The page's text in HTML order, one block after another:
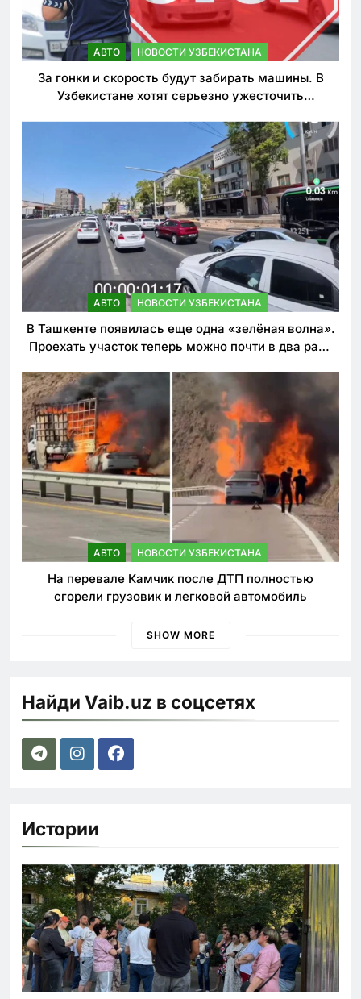
АВТО НОВОСТИ УЗБЕКИСТАНА
За гонки и скорость будут забирать машины. В
Узбекистане хотят серьезно ужесточить
АВТО НОВОСТИ УЗБЕКИСТАНА
В Ташкенте появилась еще одна «зелёная волна».
Проехать участок теперь можно почти в два раза
АВТО НОВОСТИ УЗБЕКИСТАНА
На перевале Камчик после ДТП полностью
сгорели грузовик и легковой автомобиль
SHOW MORE
Найди Vaib.uz в соцсетях
Истории